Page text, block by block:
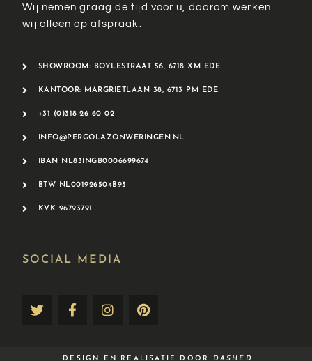
Wij nemen graag de tijd voor u, daarom werken
wij alleen op afspraak.
SHOWROOM: BOYLESTRAAT 56, 6718 XM EDE
KANTOOR: MARGRIETLAAN 38, 6713 PM EDE
+31 (0)318-26 60 02
INFO@PERGOLAZONWERINGEN.NL
IBAN NL83INGB0006699674
BTW NL001926504B93
KVK 96793791
SOCIAL MEDIA​
DESIGN EN REALISATIE DOOR DASHED